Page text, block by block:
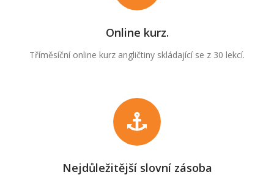
Online kurz.
Tříměsíční online kurz angličtiny skládající se z 30 lekcí.
Nejdůležitější slovní zásoba